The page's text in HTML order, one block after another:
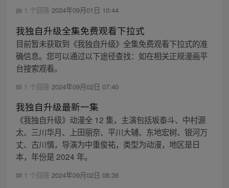
1 个回答 2024年09月01日 10:44
我独自升级全集免费观看下拉式
目前暂未获取到《我独自升级》全集免费观看下拉式的准
确信息。您可以通过以下途径查找：如在相关正规漫画平
台搜索观看。
1 个回答 2024年09月02日 07:40
我独自升级最新一集
《我独自升级》动漫全 12 集，主演包括坂泰斗、中村源
太、三川华月、上田丽奈、平川大辅、东地宏树、银河万
丈、古川慎，导演为中重俊祐，类型为动漫，地区是日
本，年份是 2024 年。
1 个回答 2024年09月02日 08:36